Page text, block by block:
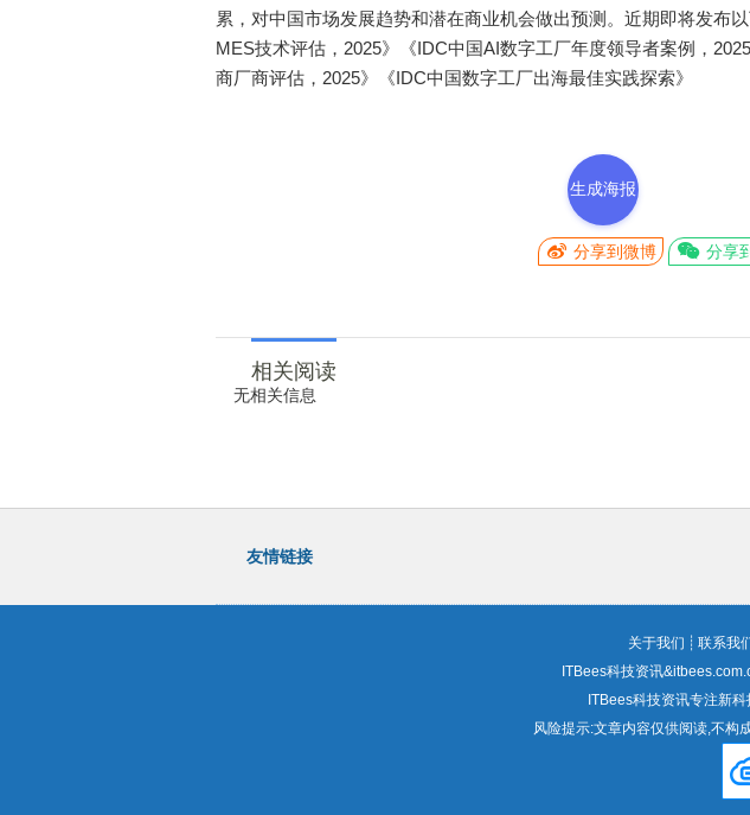
累，对中国市场发展趋势和潜在商业机会做出预测。近期即将发布
MES技术评估，2025》《IDC中国AI数字工厂年度领导者案例，
商厂商评估，2025》《IDC中国数字工厂出海最佳实践探索》
生成海报
分享到微博 分享
相关阅读
无相关信息
友情链接
关于我们 ┊ 联系我
ITBees科技资讯
ITBees科技资讯专注新
风险提示:文章内容仅供阅读,不构